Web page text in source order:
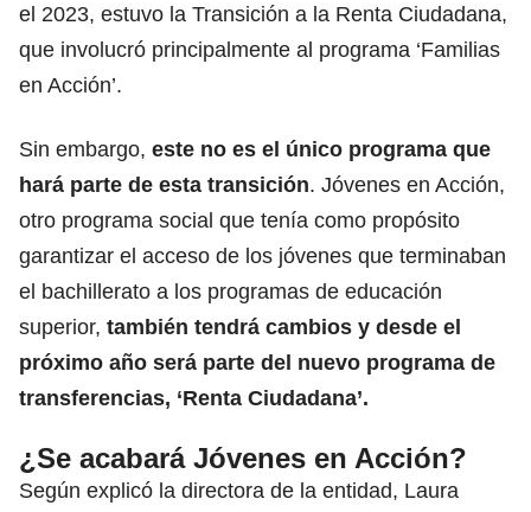
el 2023, estuvo la Transición a la Renta Ciudadana,
que involucró principalmente al programa ‘Familias
en Acción’.
Sin embargo, este no es el único programa que
hará parte de esta transición. Jóvenes en Acción,
otro programa social que tenía como propósito
garantizar el acceso de los jóvenes que terminaban
el bachillerato a los programas de educación
superior, también tendrá cambios y desde el
próximo año será parte del nuevo programa de
transferencias, ‘Renta Ciudadana’.
¿Se acabará Jóvenes en Acción?
Según explicó la directora de la entidad, Laura